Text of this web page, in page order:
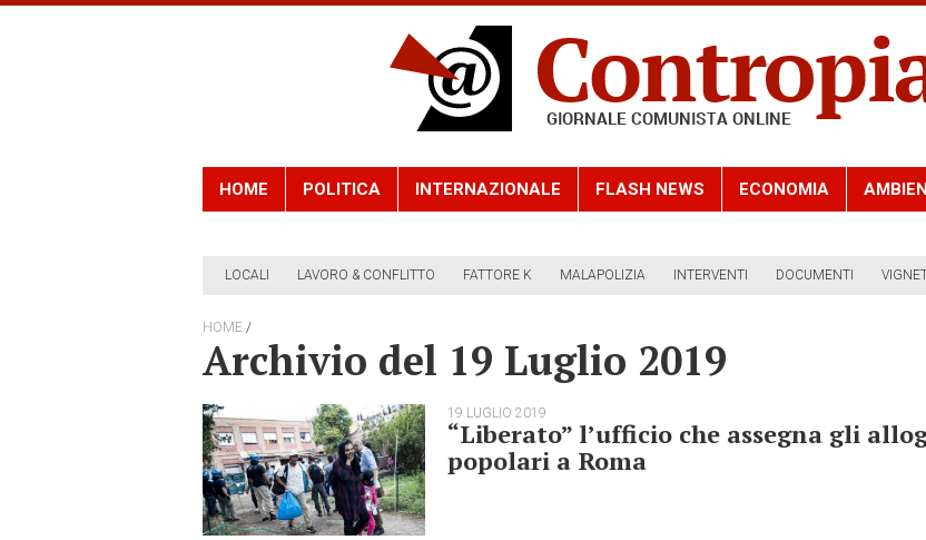
HOME POLITICA INTERNAZIONALE FLASH NEWS ECONOMIA
LOCALI LAVORO & CONFLITTO FATTORE K MALAPOLIZIA INTERVENTI DOCUMENTI
HOME /
Archivio del 19 Luglio 2019
19 LUGLIO 2019
“Liberato” l’ufficio che assegna gli
popolari a Roma